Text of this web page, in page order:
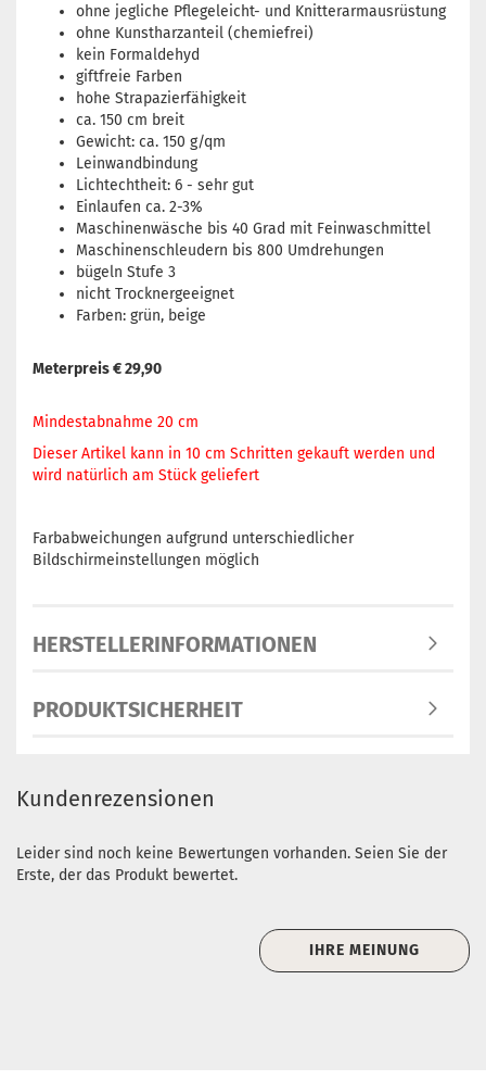
ohne jegliche Pflegeleicht- und Knitterarmausrüstung
ohne Kunstharzanteil (chemiefrei)
kein Formaldehyd
giftfreie Farben
hohe Strapazierfähigkeit
ca. 150 cm breit
Gewicht: ca. 150 g/qm
Leinwandbindung
Lichtechtheit: 6 - sehr gut
Einlaufen ca. 2-3%
Maschinenwäsche bis 40 Grad mit Feinwaschmittel
Maschinenschleudern bis 800 Umdrehungen
bügeln Stufe 3
nicht Trocknergeeignet
Farben: grün, beige
Meterpreis € 29,90
Mindestabnahme 20 cm
Dieser Artikel kann in 10 cm Schritten gekauft werden und
wird natürlich am Stück geliefert
Farbabweichungen aufgrund unterschiedlicher
Bildschirmeinstellungen möglich
HERSTELLERINFORMATIONEN
PRODUKTSICHERHEIT
Kundenrezensionen
Leider sind noch keine Bewertungen vorhanden. Seien Sie der
Erste, der das Produkt bewertet.
IHRE MEINUNG